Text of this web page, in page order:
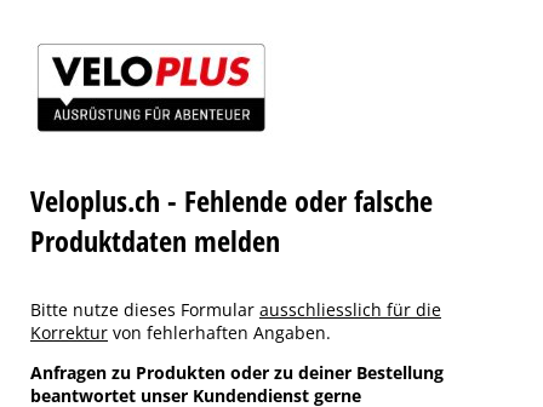
Veloplus.ch - Fehlende oder falsche
Produktdaten melden
Bitte nutze dieses Formular ausschliesslich für die
Korrektur von fehlerhaften Angaben.
Anfragen zu Produkten oder zu deiner Bestellung
beantwortet unser Kundendienst gerne